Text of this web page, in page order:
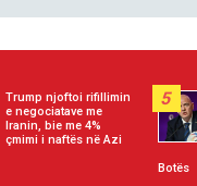
Trump njoftoi rifillimin
e negociatave me
Iranin, bie me 4%
çmimi i naftës në Azi
5
Botës